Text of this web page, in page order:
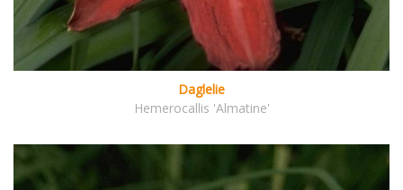
Daglelie
Hemerocallis 'Almatine'